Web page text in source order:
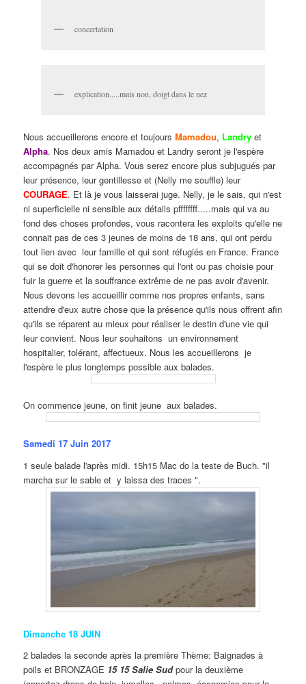
concertation
explication.....mais non, doigt dans le nez
Nous accueillerons encore et toujoursMamadou, Landry et
Alpha. Nos deux amis Mamadou et Landry seront je l'espère
accompagnés par Alpha. Vous serez encore plus subjugués par
leur présence, leur gentillesse et (Nelly me souffle) leur
COURAGE. Et là je vous laisserai juge. Nelly, je le sais, qui n'est
ni superficielle ni sensible aux détails pffffffff.....mais qui va au
fond des choses profondes, vous racontera les exploits qu'elle ne
connait pas de ces 3 jeunes de moins de 18 ans, qui ont perdu
tout lien avec leur famille et qui sont réfugiés en France. France
qui se doit d'honorer les personnes qui l'ont ou pas choisie pour
fuir la guerre et la souffrance extrême de ne pas avoir d'avenir.
Nous devons les accueillir comme nos propres enfants, sans
attendre d'eux autre chose que la présence qu'ils nous offrent afin
qu'ils se réparent au mieux pour réaliser le destin d'une vie qui
leur convient. Nous leur souhaitons un environnement
hospitalier, tolérant, affectueux. Nous les accueillerons je
l'espère le plus longtemps possible aux balades.
On commence jeune, on finit jeune aux balades.
Samedi 17 Juin 2017
1 seule balade l'après midi. 15h15 Mac do la teste de Buch. "il
marcha sur le sable et y laissa des traces ".
Dimanche 18 JUIN
2 balades la seconde après la première Thème: Baignades à
poils et BRONZAGE 15 15 Salie Sudpour la deuxième